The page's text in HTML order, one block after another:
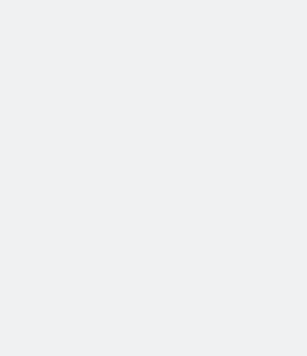
HAK-PAR, PSK ve PWK’den
11.00de Gazeteciler Cemiyetinde